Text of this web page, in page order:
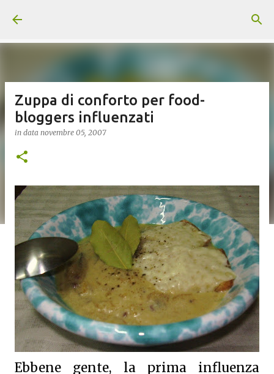
Zuppa di conforto per food-
bloggers influenzati
in data novembre 05, 2007
Ebbene gente, la prima influenza